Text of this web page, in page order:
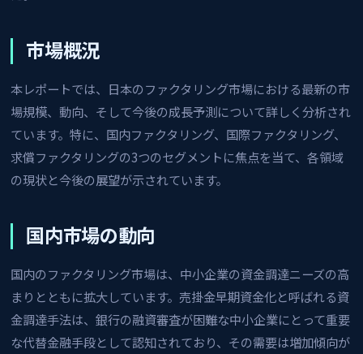
市場概況
本レポートでは、日本のファクタリング市場における最新の市
場規模、動向、そして今後の成長予測について詳しく分析され
ています。特に、国内ファクタリング、国際ファクタリング、
求償ファクタリングの3つのセグメントに焦点を当て、各領域
の現状と今後の展望が示されています。
国内市場の動向
国内のファクタリング市場は、中小企業の資金調達ニーズの高
まりとともに拡大しています。売掛金早期資金化と呼ばれる資
金調達手法は、銀行の融資審査が困難な中小企業にとって重要
な代替金融手段として認知されており、その需要は増加傾向が